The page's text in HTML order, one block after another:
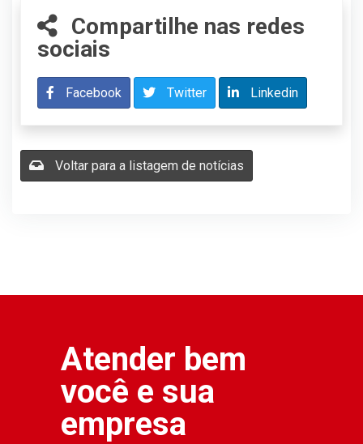
Compartilhe nas redes
sociais
Facebook Twitter Linkedin
Voltar para a listagem de notícias
Atender bem
você e sua
empresa